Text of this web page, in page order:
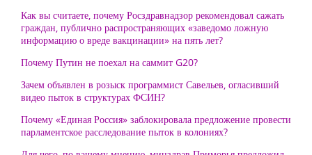
Как вы считаете, почему Росздравнадзор рекомендовал сажать
граждан, публично распространяющих «заведомо ложную
информацию о вреде вакцинации» на пять лет?
Почему Путин не поехал на саммит G20?
Зачем объявлен в розыск программист Савельев, огласивший
видео пыток в структурах ФСИН?
Почему «Единая Россия» заблокировала предложение провести
парламентское расследование пыток в колониях?